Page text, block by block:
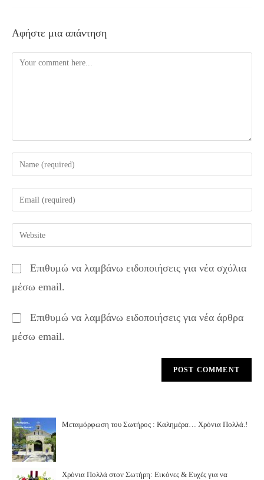
Αφήστε μια απάντηση
Comment
Enter
your
name
comment
Enter
your
email
address
comment
Enter
your
URL
(optional)
Επιθυμώ να λαμβάνω ειδοποιήσεις για νέα σχόλια
μέσω email.
Επιθυμώ να λαμβάνω ειδοποιήσεις για νέα άρθρα
μέσω email.
Μεταμόρφωση του Σωτήρος : Καλημέρα… Χρόνια Πολλά.!
Χρόνια Πολλά στον Σωτήρη: Εικόνες & Ευχές για να